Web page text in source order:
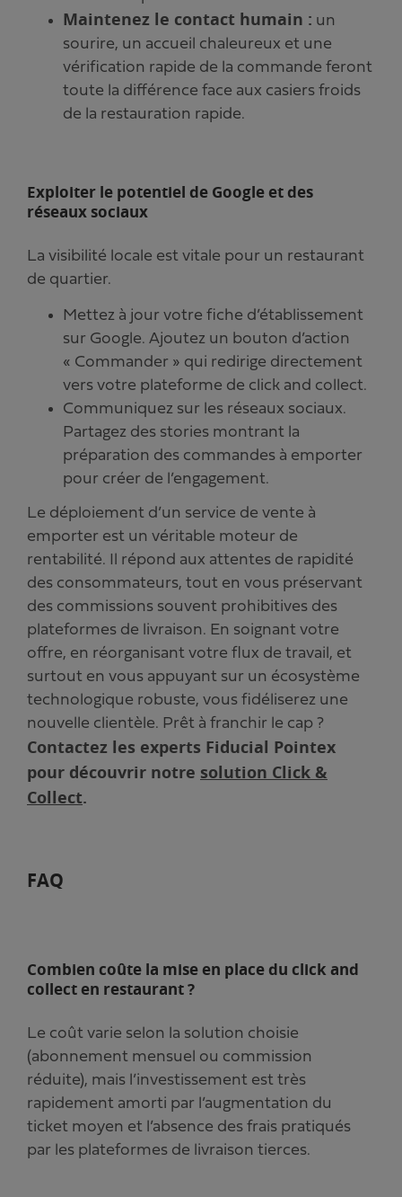
Maintenez le contact humain : un
sourire, un accueil chaleureux et une
vérification rapide de la commande feront
toute la différence face aux casiers froids
de la restauration rapide.
Exploiter le potentiel de Google et des
réseaux sociaux
La visibilité locale est vitale pour un restaurant
de quartier.
Mettez à jour votre fiche d’établissement
sur Google. Ajoutez un bouton d’action
« Commander » qui redirige directement
vers votre plateforme de click and collect.
Communiquez sur les réseaux sociaux.
Partagez des stories montrant la
préparation des commandes à emporter
pour créer de l’engagement.
Le déploiement d’un service de vente à
emporter est un véritable moteur de
rentabilité. Il répond aux attentes de rapidité
des consommateurs, tout en vous préservant
des commissions souvent prohibitives des
plateformes de livraison. En soignant votre
offre, en réorganisant votre flux de travail, et
surtout en vous appuyant sur un écosystème
technologique robuste, vous fidéliserez une
nouvelle clientèle. Prêt à franchir le cap ?
Contactez les experts Fiducial Pointex
pour découvrir notre solution Click &
Collect.
FAQ
Combien coûte la mise en place du click and
collect en restaurant ?
Le coût varie selon la solution choisie
(abonnement mensuel ou commission
réduite), mais l’investissement est très
rapidement amorti par l’augmentation du
ticket moyen et l’absence des frais pratiqués
par les plateformes de livraison tierces.